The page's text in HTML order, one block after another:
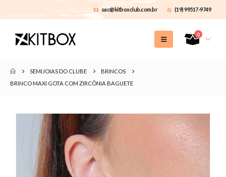
sac@kitboxclub.com.br (19) 99517-9749
0
SEMIJOIAS DO CLUBE
BRINCOS
BRINCO MAXI GOTA COM ZIRCÔNIA BAGUETE